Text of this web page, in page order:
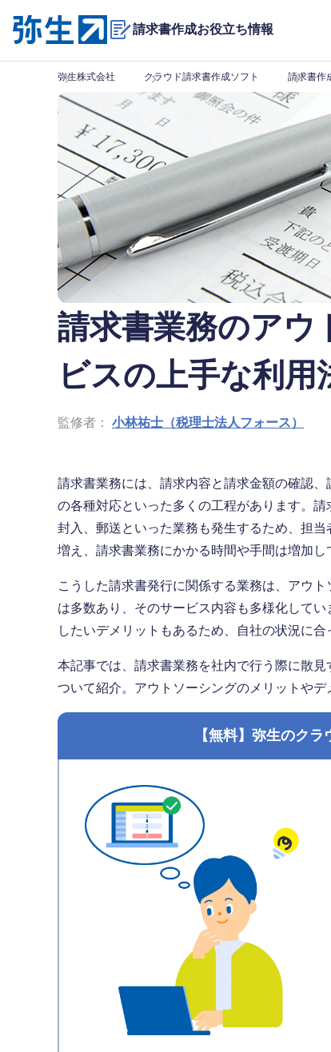
請求書作成お役立ち情報
弥生株式会社 クラウド請求書作成ソフト 請求書作
請求書業務のアウ
ビスの上手な利用
監修者： 小林祐士（税理士法人フォース）
請求書業務には、請求内容と請求金額の確認
の各種対応といった多くの工程があります。
封入、郵送といった業務も発生するため、担
増え、請求書業務にかかる時間や手間は増加し
こうした請求書発行に関係する業務は、アウ
は多数あり、そのサービス内容も多様化して
したいデメリットもあるため、自社の状況に合
本記事では、請求書業務を社内で行う際に散
ついて紹介。アウトソーシングのメリットや
【無料】弥生のク